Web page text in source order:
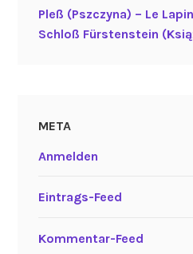
Pleß (Pszczyna) – Le
Schloß Fürstenstein
META
Anmelden
Eintrags-Feed
Kommentar-Feed